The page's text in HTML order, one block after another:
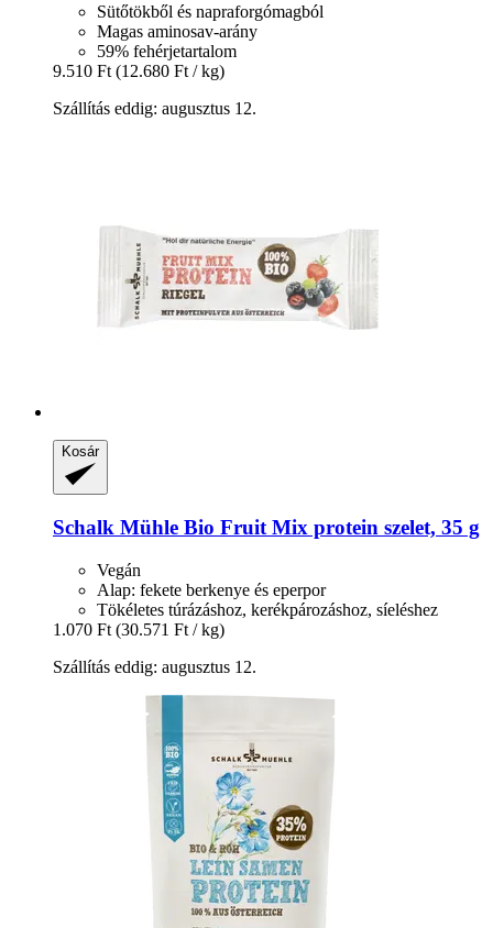
Sütőtökből és napraforgómagból
Magas aminosav-arány
59% fehérjetartalom
9.510 Ft (12.680 Ft / kg)
Szállítás eddig: augusztus 12.
Kosár
Schalk Mühle Bio Fruit Mix protein szelet, 35 g
Vegán
Alap: fekete berkenye és eperpor
Tökéletes túrázáshoz, kerékpározáshoz, síeléshez
1.070 Ft (30.571 Ft / kg)
Szállítás eddig: augusztus 12.